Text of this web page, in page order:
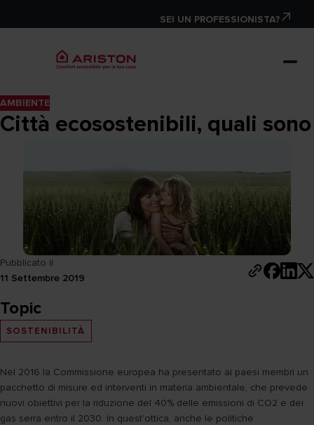
SEI UN PROFESSIONISTA?
AMBIENTE
Città ecosostenibili, quali sono
Pubblicato il
11 Settembre 2019
Topic
SOSTENIBILITÀ
Nel 2016 la Commissione europea ha presentato ai paesi membri un
pacchetto di misure ed interventi in materia ambientale, che prevede
nuovi obiettivi per la riduzione del 40% delle emissioni di CO2 e dei
gas serra entro il 2030. In quest'ottica, anche le politiche